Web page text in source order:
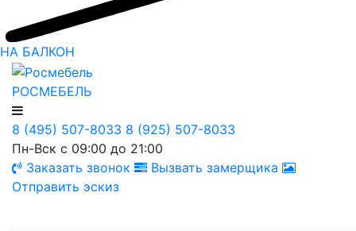
НА БАЛКОН
РОСМЕБЕЛЬ
8 (495) 507-8033 8 (925) 507-8033
Пн-Вск с 09:00 до 21:00
Заказать звонок
Вызвать замерщика
Отправить эскиз